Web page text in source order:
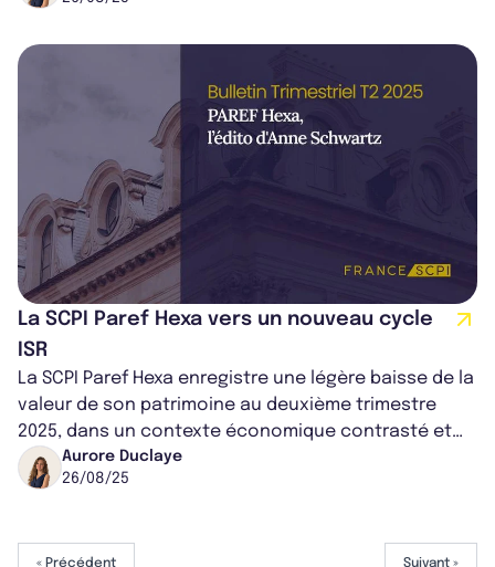
La SCPI Paref Hexa vers un nouveau cycle
ISR
La SCPI Paref Hexa enregistre une légère baisse de la
valeur de son patrimoine au deuxième trimestre
2025, dans un contexte économique contrasté et
un marché immobilier d’entrepris...
Aurore Duclaye
26/08/25
« Précédent Suivant »